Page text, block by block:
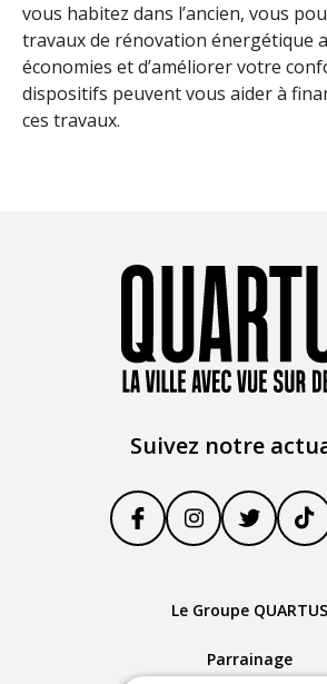
vous habitez dans l’ancien, vous
travaux de rénovation énergétique
économies et d’améliorer votre
dispositifs peuvent vous aider à
ces travaux.
Suivez notre
Le Groupe QUARTUS
Parrainage